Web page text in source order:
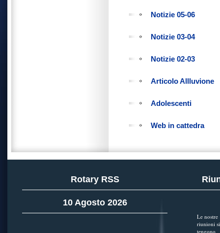
Notizie 05-06
Notizie 03-04
Notizie 02-03
Articolo Allluvione
Adolescenti
Web in cattedra
Rotary RSS
10 Agosto 2026
Le nostre
riunioni si
tengono